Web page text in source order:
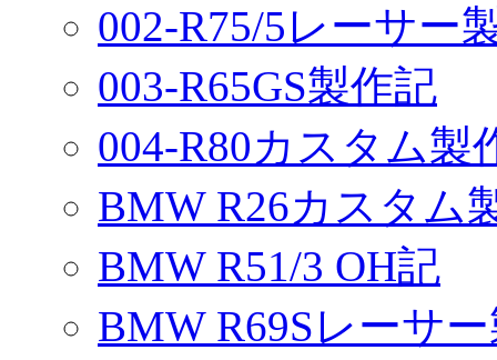
002-R75/5レーサー
003-R65GS製作記
004-R80カスタム製
BMW R26カスタム
BMW R51/3 OH記
BMW R69Sレーサ